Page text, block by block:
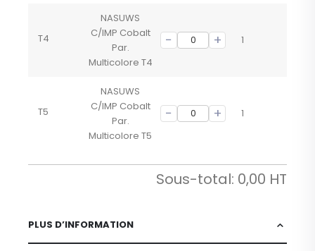
T4
NASUWS
C/IMP Cobalt
Par.
Multicolore T4
1
T5
NASUWS
C/IMP Cobalt
Par.
Multicolore T5
1
Sous-total: 0,00
PLUS D’INFORMATION